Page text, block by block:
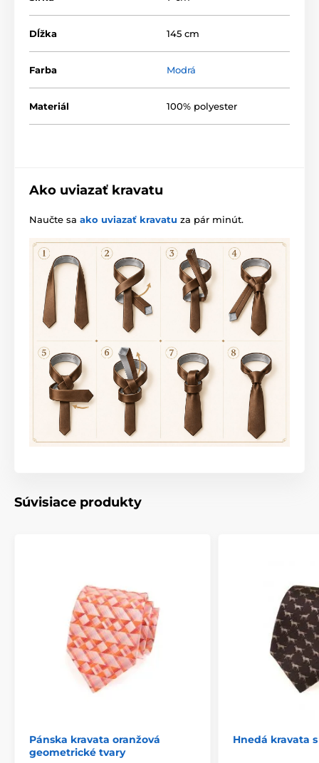
Dĺžka 145 cm
Farba Modrá
Materiál 100% polyester
Ako uviazať kravatu
Naučte sa ako uviazať kravatu za pár minút.
Súvisiace produkty
Pánska kravata oranžová
geometrické tvary
Hnedá kravata